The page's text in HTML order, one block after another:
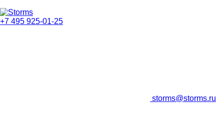
+7 495 925-01-25
storms@storms.ru